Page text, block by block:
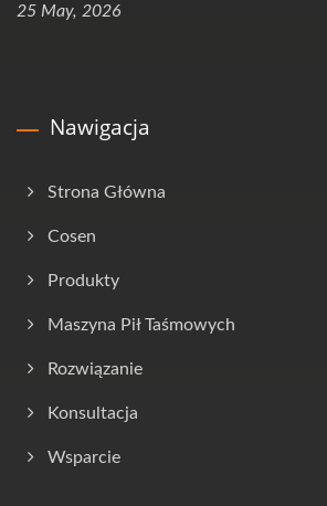
25 May, 2026
Nawigacja
Strona Główna
Cosen
Produkty
Maszyna Pił Taśmowych
Rozwiązanie
Konsultacja
Wsparcie